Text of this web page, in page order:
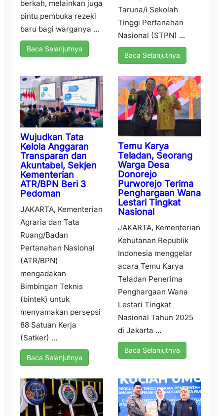
berkah, melainkan juga
pintu pembuka rezeki
baru bagi warganya ...
Baca Selanjutnya
Taruna/i Sekolah
Tinggi Pertanahan
Nasional (STPN) ...
Baca Selanjutnya
Wujudkan Tata
Kelola Anggaran
Transparan dan
Akuntabel, Sekjen
Kementerian
ATR/BPN Beri 3
Pedoman
JAKARTA, Kementerian
Agraria dan Tata
Ruang/Badan
Pertanahan Nasional
(ATR/BPN)
mengadakan
Bimbingan Teknis
(bintek) untuk
menyamakan persepsi
88 Satuan Kerja
(Satker) ...
Baca Selanjutnya
Temu Karya
Teladan, Seorang
Warga Desa
Donorejo
Purworejo Terima
Penghargaan Wana
Lestari Tingkat
Nasional
JAKARTA, Kementerian
Kehutanan Republik
Indonesia menggelar
acara Temu Karya
Teladan Penerima
Penghargaan Wana
Lestari Tingkat
Nasional Tahun 2025
di Jakarta ...
Baca Selanjutnya